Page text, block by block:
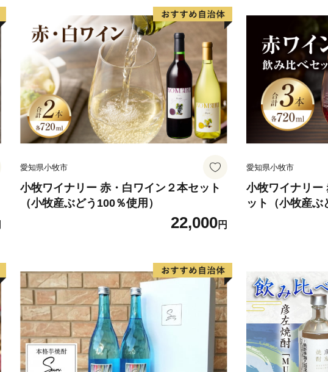
３町それぞれの魅力が詰まった瀬戸内市に
い。
愛知県小牧市
小牧ワイナリー 赤・白ワイン２本セット
（小牧産ぶどう100％使用）
22,000円
愛知県小牧市
小牧ワイナリー
ット（小牧産ぶ